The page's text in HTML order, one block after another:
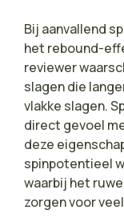
Bij aanvallend
het rebound-
reviewer
slagen die
vlakke slagen.
direct gevoel
deze
spinpotentieel
waarbij het
zorgen voor